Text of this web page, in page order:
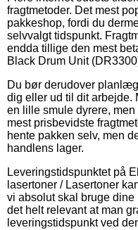
fragtmetoder. Det mest
pakkeshop, fordi du
selvvalgt tidspunkt.
endda tillige den mest
Black Drum Unit
Du bør derudover
dig eller ud til dit arbejde.
en lille smule dyrere,
mest prisbevidste
hente pakken selv, men
handlens lager.
Leveringstidspunktet på
lasertoner / Lasertoner
vi absolut skal bruge dine
det helt relevant at man
leveringstidspunkt ved